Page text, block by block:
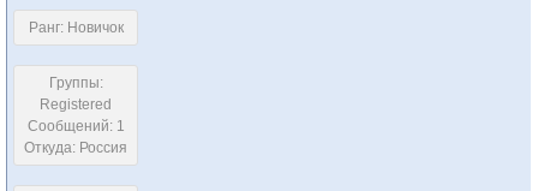
Ранг: Новичок
Группы:
Registered
Сообщений: 1
Откуда: Россия